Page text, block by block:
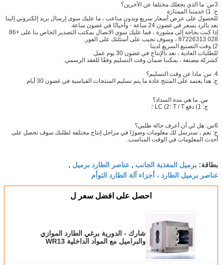
3س: ما الذي يجعلك مختلفا عن الآخرين؟
ج: 1) خدمتنا الممتازة
للحصول على عرض أسعار سريع وبدون متاعب ، ما عليك سوى إرسال بريد إلكتروني إلينا
نعد بالرد بسعر في غضون 24 ساعة - وأحيانًا في غضون ساعة.
إذا كنت بحاجة إلى مشورة ، فما عليك سوى الاتصال بمكتب التصدير الخاص بنا على +86
028 87226313 ، وسوف نجيب على أسئلتك على الفور.
2) وقت التصنيع السريع لدينا
للطلبات العادية ، نعد بالإنتاج في غضون 30 يوم عمل.
كشركة مصنعة ، يمكننا ضمان وقت التسليم وفقًا للعقد الرسمي.
4. س: ماذا عن وقت التسليم؟
ج: هذا يعتمد على المنتج.عادة ما يتم تسليم المنتجات القياسية في غضون 30
أيام.
س: ما هي مدة السداد؟
ج: 1) دفع T / T ؛2) LC ؛
6س: هل لي أن أعرف حالة طلبي؟
ج: نعم ، سنرسل لك معلومات وصورًا في مراحل إنتاج مختلفة لطلبك.سوف تحصل على
أحدث المعلومات في الوقت المناسب.
بطاقة: برميل المغذية الجانب , عناصر الطارد برميل ,
عناصر برميل الطارد ، أجزاء آلة الطارد التوأم
احصل على افضل سعر ل
شارك - الدورية برغي الطارد الموازي
والبراميل مع المواد الداخلية WR13